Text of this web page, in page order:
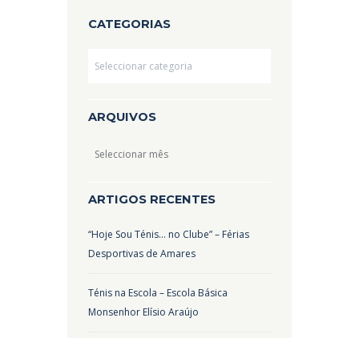
CATEGORIAS
ARQUIVOS
Arquivos
ARTIGOS RECENTES
“Hoje Sou Ténis… no Clube” – Férias
Desportivas de Amares
Ténis na Escola – Escola Básica
Monsenhor Elísio Araújo